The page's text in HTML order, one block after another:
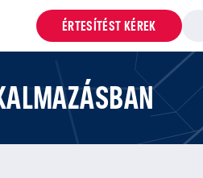
ÉRTESÍTÉST KÉREK